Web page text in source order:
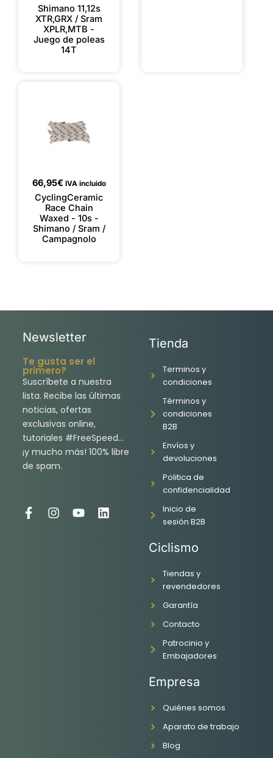
Shimano 11,12s
XTR,GRX / Sram
XPLR,MTB -
Juego de poleas
14T
66,95€ IVA incluido
CyclingCeramic
Race Chain
Waxed - 10s -
Shimano / Sram /
Campagnolo
Newsletter
Te gusta ser el
primero?
Suscríbete a nuestra
lista. Recibe las últimas
noticias, ofertas
exclusivas online,
tutoriales #FreeSpeed…
¡y mucho más! 100% libre
de spam.
F
I
Y
L
Tienda
Terminos y
condiciones
Términos y
condiciones
B2B
Envíos y
devoluciones
Politica de
confidencialidad
Inicio de
sesión B2B
Ciclismo
Tiendas y
revendedores
Garantía
Contacto
Patrocinio y
Embajadores
Empresa
Quiénes somos
Aparato de trabajo
Blog